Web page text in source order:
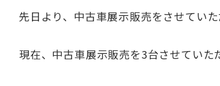
先日より、中古車展示販売をさせていた
現在、中古車展示販売を3台させていた